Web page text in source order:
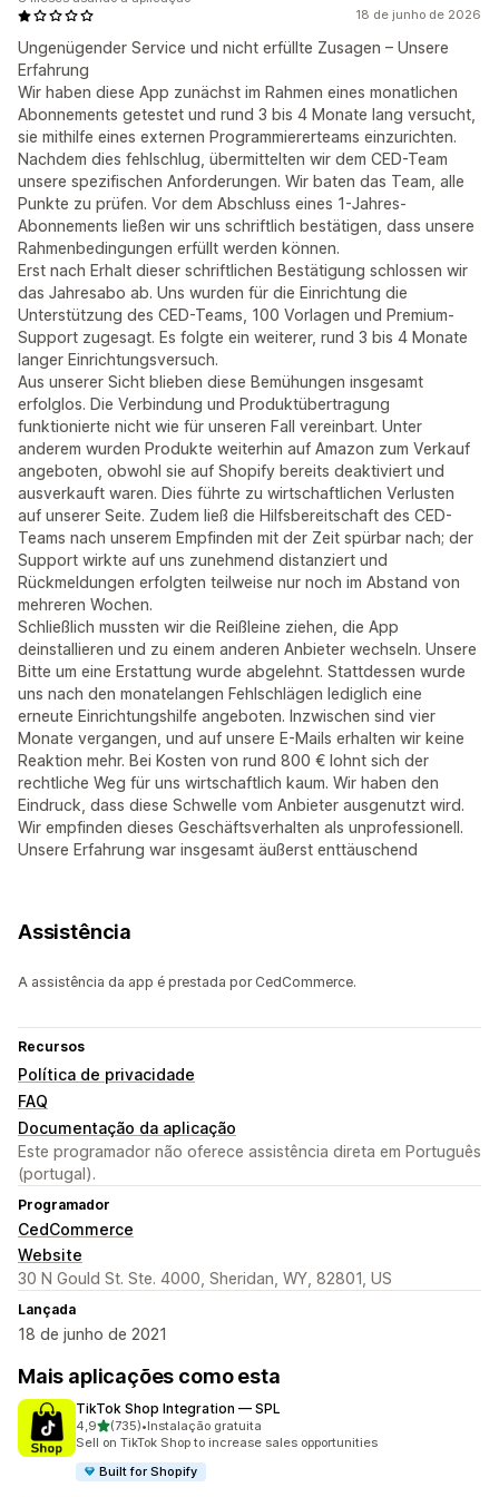
18 de junho de 2026
Ungenügender Service und nicht erfüllte Zusagen – Unsere
Erfahrung
Wir haben diese App zunächst im Rahmen eines monatlichen
Abonnements getestet und rund 3 bis 4 Monate lang versucht,
sie mithilfe eines externen Programmiererteams einzurichten.
Nachdem dies fehlschlug, übermittelten wir dem CED-Team
unsere spezifischen Anforderungen. Wir baten das Team, alle
Punkte zu prüfen. Vor dem Abschluss eines 1-Jahres-
Abonnements ließen wir uns schriftlich bestätigen, dass unsere
Rahmenbedingungen erfüllt werden können.
Erst nach Erhalt dieser schriftlichen Bestätigung schlossen wir
das Jahresabo ab. Uns wurden für die Einrichtung die
Unterstützung des CED-Teams, 100 Vorlagen und Premium-
Support zugesagt. Es folgte ein weiterer, rund 3 bis 4 Monate
langer Einrichtungsversuch.
Aus unserer Sicht blieben diese Bemühungen insgesamt
erfolglos. Die Verbindung und Produktübertragung
funktionierte nicht wie für unseren Fall vereinbart. Unter
anderem wurden Produkte weiterhin auf Amazon zum Verkauf
angeboten, obwohl sie auf Shopify bereits deaktiviert und
ausverkauft waren. Dies führte zu wirtschaftlichen Verlusten
auf unserer Seite. Zudem ließ die Hilfsbereitschaft des CED-
Teams nach unserem Empfinden mit der Zeit spürbar nach; der
Support wirkte auf uns zunehmend distanziert und
Rückmeldungen erfolgten teilweise nur noch im Abstand von
mehreren Wochen.
Schließlich mussten wir die Reißleine ziehen, die App
deinstallieren und zu einem anderen Anbieter wechseln. Unsere
Bitte um eine Erstattung wurde abgelehnt. Stattdessen wurde
uns nach den monatelangen Fehlschlägen lediglich eine
erneute Einrichtungshilfe angeboten. Inzwischen sind vier
Monate vergangen, und auf unsere E-Mails erhalten wir keine
Reaktion mehr. Bei Kosten von rund 800 € lohnt sich der
rechtliche Weg für uns wirtschaftlich kaum. Wir haben den
Eindruck, dass diese Schwelle vom Anbieter ausgenutzt wird.
Wir empfinden dieses Geschäftsverhalten als unprofessionell.
Unsere Erfahrung war insgesamt äußerst enttäuschend
Assistência
A assistência da app é prestada por CedCommerce.
Recursos
Política de privacidade
FAQ
Documentação da aplicação
Este programador não oferece assistência direta em Português
(portugal).
Programador
CedCommerce
Website
30 N Gould St. Ste. 4000, Sheridan, WY, 82801, US
Lançada
18 de junho de 2021
Mais aplicações como esta
TikTok Shop Integration — SPL
4,9de 5 estrelas
(735)
735 total de avaliações
•Instalação gratuita
Sell on TikTok Shop to increase sales opportunities
Built for Shopify